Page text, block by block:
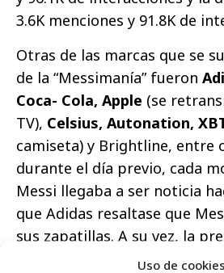
Uso de cookies
3.6K menciones y 91.8K de
Otras de las marcas que se
de la “Messimanía” fueron
Coca- Cola, Apple (se
TV), Celsius, Autonation,
camiseta) y Brightline, entre
durante el día previo, cada
Messi llegaba a ser noticia
que Adidas resaltase que
sus zapatillas. A su vez, la
jugador con su familia en el